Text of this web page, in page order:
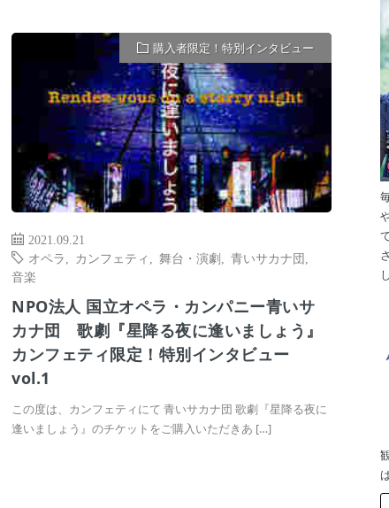
購入者限定！特別インタビュー
2021.09.21
オペラ
カンフェティ ,舞台・演劇 ,青いサカナ団
音楽
NPO法人 国立オペラ・カンパニー青いサ
カナ団 歌劇『星降る夜に逢いましょう』
カンフェティ限定！特別インタビュー
vol.1
この度は、カンフェティにて 青いサカナ団 歌劇『星降る夜に
逢いましょう』のチケットをご購入いただきあ […]